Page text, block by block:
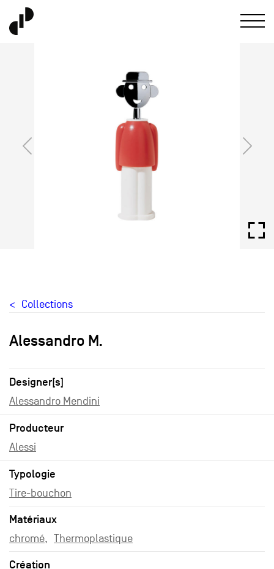
Collections
Alessandro M.
Designer[s]
Alessandro Mendini
Producteur
Alessi
Typologie
Tire-bouchon
Matériaux
chromé Thermoplastique
Création